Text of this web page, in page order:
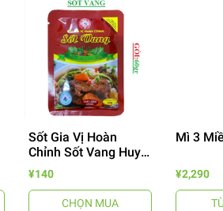
Sốt Gia Vị Hoàn
Chỉnh Sốt Vang Huy
Tuấn
¥140
CHỌN MUA
Mì 3
¥2,290